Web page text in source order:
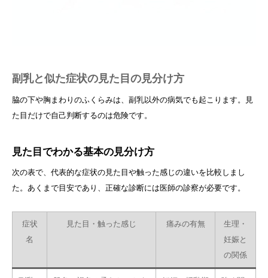
副乳と似た症状の見た目の見分け方
脇の下や胸まわりのふくらみは、副乳以外の病気でも起こります。見
た目だけで自己判断するのは危険です。
見た目でわかる基本の見分け方
次の表で、代表的な症状の見た目や触った感じの違いを比較しまし
た。あくまで目安であり、正確な診断には医師の診察が必要です。
症状
名
見た目・触った感じ 痛みの有無
生理・
妊娠と
の関係